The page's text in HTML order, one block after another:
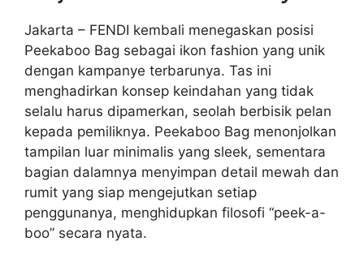
Jakarta – FENDI kembali menegaskan posisi
Peekaboo Bag sebagai ikon fashion yang unik
dengan kampanye terbarunya. Tas ini
menghadirkan konsep keindahan yang tidak
selalu harus dipamerkan, seolah berbisik pelan
kepada pemiliknya. Peekaboo Bag menonjolkan
tampilan luar minimalis yang sleek, sementara
bagian dalamnya menyimpan detail mewah dan
rumit yang siap mengejutkan setiap
penggunanya, menghidupkan filosofi “peek-a-
boo” secara nyata.